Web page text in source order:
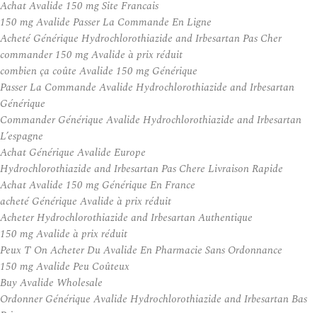
Achat Avalide 150 mg Site Francais
150 mg Avalide Passer La Commande En Ligne
Acheté Générique Hydrochlorothiazide and Irbesartan Pas Cher
commander 150 mg Avalide à prix réduit
combien ça coûte Avalide 150 mg Générique
Passer La Commande Avalide Hydrochlorothiazide and Irbesartan
Générique
Commander Générique Avalide Hydrochlorothiazide and Irbesartan
L’espagne
Achat Générique Avalide Europe
Hydrochlorothiazide and Irbesartan Pas Chere Livraison Rapide
Achat Avalide 150 mg Générique En France
acheté Générique Avalide à prix réduit
Acheter Hydrochlorothiazide and Irbesartan Authentique
150 mg Avalide à prix réduit
Peux T On Acheter Du Avalide En Pharmacie Sans Ordonnance
150 mg Avalide Peu Coûteux
Buy Avalide Wholesale
Ordonner Générique Avalide Hydrochlorothiazide and Irbesartan Bas